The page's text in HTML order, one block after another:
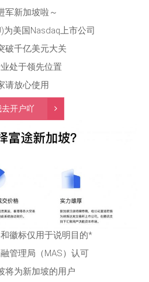
军新加坡啦～
为美国Nasdaq上市公司
破千亿美元大关
处于领先位置
请放心使用
去开户吖
徽标仅用于说明目的*
管理局（MAS）认可
将为新加坡的用户